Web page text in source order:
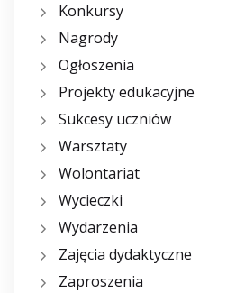
Konkursy
Nagrody
Ogłoszenia
Projekty edukacyjne
Sukcesy uczniów
Warsztaty
Wolontariat
Wycieczki
Wydarzenia
Zajęcia dydaktyczne
Zaproszenia